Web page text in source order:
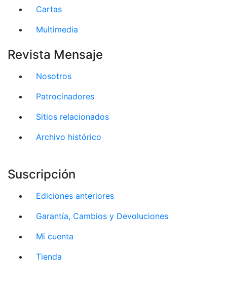
Cartas
Multimedia
Revista Mensaje
Nosotros
Patrocinadores
Sitios relacionados
Archivo histórico
Suscripción
Ediciones anteriores
Garantía, Cambios y Devoluciones
Mi cuenta
Tienda